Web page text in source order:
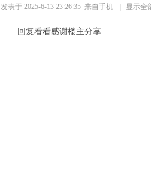
发表于 2025-6-13 23:26:35 来自手机 显示全
回复看看感谢楼主分享